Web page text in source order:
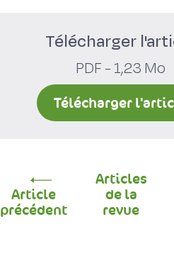
Télécharger
PDF - 1,23 Mo
Télécharger
Article
précédent
Articles
de la
revue